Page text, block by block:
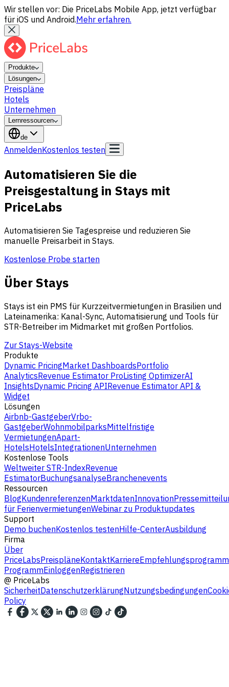
Wir stellen vor: Die PriceLabs Mobile App, jetzt verfügbar
für iOS und Android.Mehr erfahren.
Produkte
Lösungen
Preispläne
Hotels
Unternehmen
Lernressourcen
de
AnmeldenKostenlos testen
Automatisieren Sie die
Preisgestaltung in Stays mit
PriceLabs
Automatisieren Sie Tagespreise und reduzieren Sie
manuelle Preisarbeit in Stays.
Kostenlose Probe starten
Über Stays
Stays ist ein PMS für Kurzzeitvermietungen in Brasilien und
Lateinamerika: Kanal-Sync, Automatisierung und Tools für
STR-Betreiber im Midmarket mit großen Portfolios.
Zur Stays-Website
Produkte
Dynamic PricingMarket DashboardsPortfolio
AnalyticsRevenue Estimator ProListing OptimizerAI
InsightsDynamic Pricing APIRevenue Estimator API &
Widget
Lösungen
Airbnb-GastgeberVrbo-
GastgeberWohnmobilparksMittelfristige
VermietungenApart-
HotelsHotelsIntegrationenUnternehmen
Kostenlose Tools
Weltweiter STR-IndexRevenue
EstimatorBuchungsanalyseBranchenevents
Ressourcen
BlogKundenreferenzenMarktdatenInnovation
für FerienvermietungenWebinar zu Produktupdates
Support
Demo buchenKostenlos testenHilfe-CenterAusbildung
Firma
Über
PriceLabsPreispläneKontaktKarriereEmpfehlungsprogramm
ProgrammEinloggenRegistrieren
@ PriceLabs
SicherheitDatenschutzerklärungNutzungsbedingungen
Policy